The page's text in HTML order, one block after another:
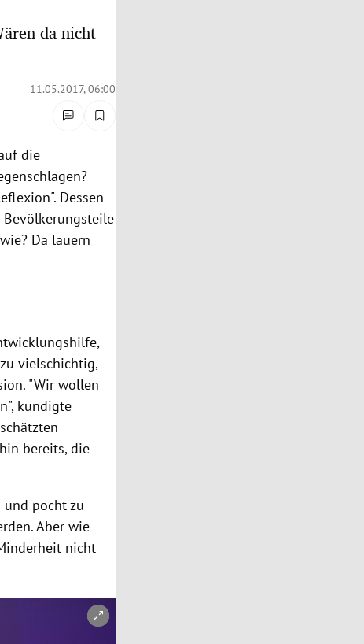
da nicht
11.05.2017, 06:00
die
Dessen
Da lauern
vielschichtig,
"Wir wollen
kündigte
bereits, die
pocht zu
Aber wie
nicht